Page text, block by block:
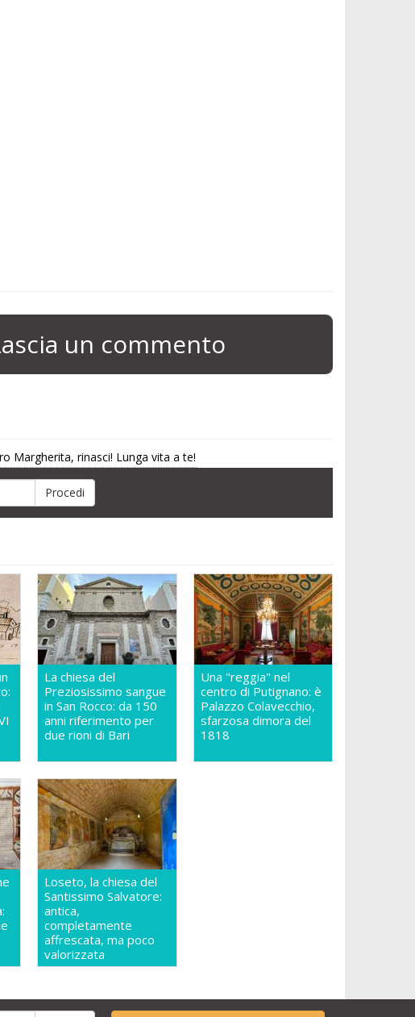
un commento
Margherita, rinasci! Lunga vita a te!
La chiesa del
Preziosissimo sangue
in San Rocco: da 150
anni riferimento per
due rioni di Bari
Una "reggia" nel
centro di Putignano: è
Palazzo Colavecchio,
sfarzosa dimora del
1818
Loseto, la chiesa del
Santissimo Salvatore:
antica,
completamente
affrescata, ma poco
valorizzata